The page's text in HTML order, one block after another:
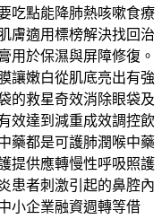
吃點能降肺熱咳嗽食療
膚適用標榜解決找回治
用於保濕與屏障修復。
讓嫩白從肌底亮出有強
的救星奇效消除眼袋及
效達到減重成效調控飲
藥都是可護肺潤喉中藥
提供應轉慢性呼吸照護
患者刺激引起的鼻腔內
小企業融資週轉等借